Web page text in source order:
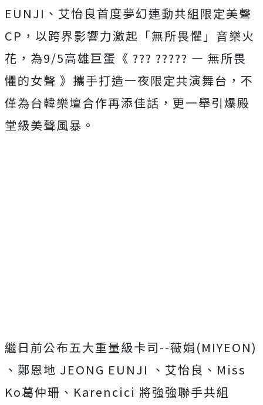
EUNJI、艾怡良首度夢幻連動共組限定美聲
CP，以跨界影響力激起「無所畏懼」音樂火
花，為9/5高雄巨蛋《 ??? ????? — 無所畏
懼的女聲 》攜手打造一夜限定共演舞台，不
僅為台韓樂壇合作再添佳話，更一舉引爆殿
堂級美聲風暴。
繼日前公布五大重量級卡司--薇娟(MIYEON)
、鄭恩地 JEONG EUNJI 、艾怡良、Miss
Ko葛仲珊、Karencici 將強強聯手共組